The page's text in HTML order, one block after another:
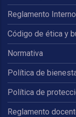
Reglamento
Código de ética y
Normativa
Política de
Política de
Reglamento